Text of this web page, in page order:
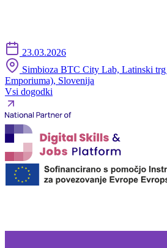
23.03.2026
Simbioza BTC City Lab, Latinski
Emporiuma), Slovenija
Vsi dogodki